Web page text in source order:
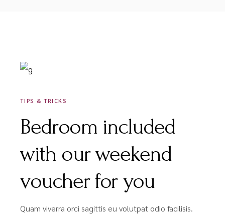
TIPS & TRICKS
Bedroom included
with our weekend
voucher for you
Quam viverra orci sagittis eu volutpat odio facilisis.